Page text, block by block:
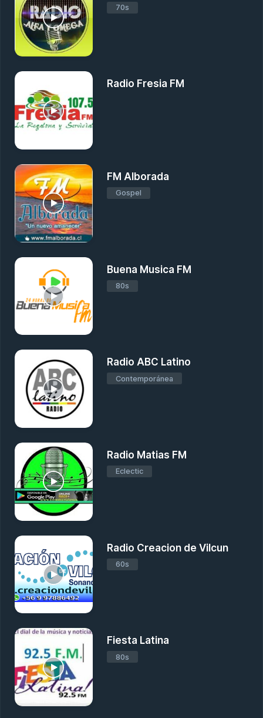
70s
Radio Fresia FM
FM Alborada
Gospel
Buena Musica FM
80s
Radio ABC Latino
Contemporánea
Radio Matias FM
Eclectic
Radio Creacion de Vilcun
60s
Fiesta Latina
80s